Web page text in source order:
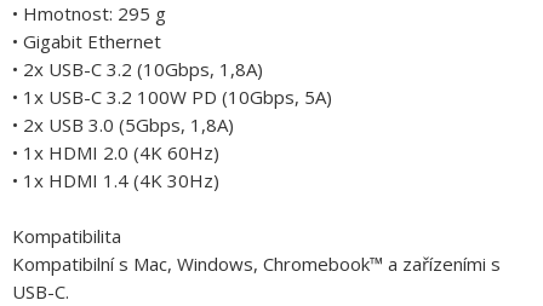
• Hmotnost: 295 g
• Gigabit Ethernet
• 2x USB-C 3.2 (10Gbps, 1,8A)
• 1x USB-C 3.2 100W PD (10Gbps, 5A)
• 2x USB 3.0 (5Gbps, 1,8A)
• 1x HDMI 2.0 (4K 60Hz)
• 1x HDMI 1.4 (4K 30Hz)
Kompatibilita
Kompatibilní s Mac, Windows, Chromebook™ a zařízeními s
USB-C.